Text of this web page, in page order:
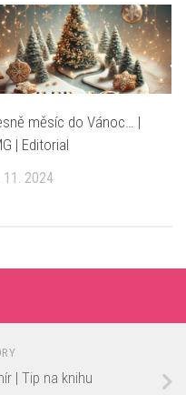
měsíc do Vánoc… |
| Editorial
11. 2024
| Tip na knihu